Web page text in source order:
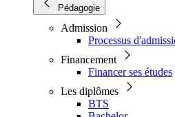
Pédagogie
Admission
Processus
Financement
Financer ses études
Les diplômes
BTS